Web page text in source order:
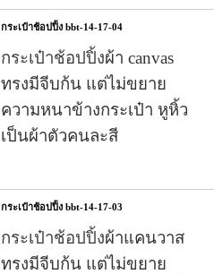
กระเป๋าช้อปปิ้ง bbt-14-17-04
กระเป๋าช้อปปิ้งผ้า canvas
ทรงมีจีบก้น แต่ไม่ขยาย
ความหนาข้างกระเป๋า หูหิ้ว
เป็นผ้าตัวคนละสี
กระเป๋าช้อปปิ้ง bbt-14-17-03
กระเป๋าช้อปปิ้งผ้าแคนวาส
ทรงมีจีบก้น แต่ไม่ขยาย